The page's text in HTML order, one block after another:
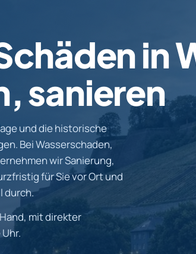
in
sanieren
und die historische
Bei Wasserschaden,
wir Sanierung,
für Sie vor Ort und
durch.
mit direkter